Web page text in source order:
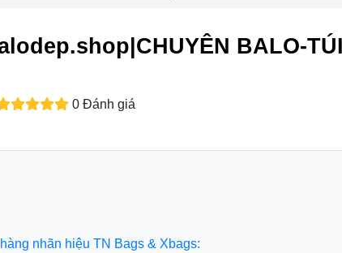
BALO-
0 Đánh giá
nhãn hiệu TN Bags & Xbags: